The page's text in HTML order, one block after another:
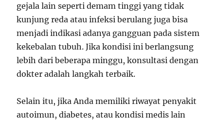
gejala lain seperti demam tinggi yang tidak
kunjung reda atau infeksi berulang juga bisa
menjadi indikasi adanya gangguan pada sistem
kekebalan tubuh. Jika kondisi ini berlangsung
lebih dari beberapa minggu, konsultasi dengan
dokter adalah langkah terbaik.
Selain itu, jika Anda memiliki riwayat penyakit
autoimun, diabetes, atau kondisi medis lain